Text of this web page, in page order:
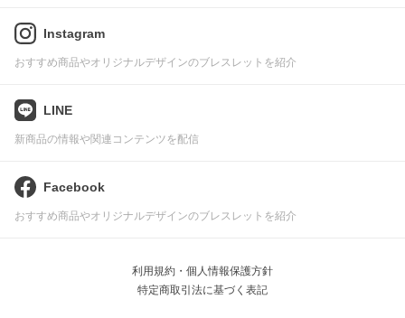
Instagram
おすすめ商品やオリジナルデザインのブレスレットを紹介
LINE
新商品の情報や関連コンテンツを配信
Facebook
おすすめ商品やオリジナルデザインのブレスレットを紹介
利用規約・個人情報保護方針
特定商取引法に基づく表記